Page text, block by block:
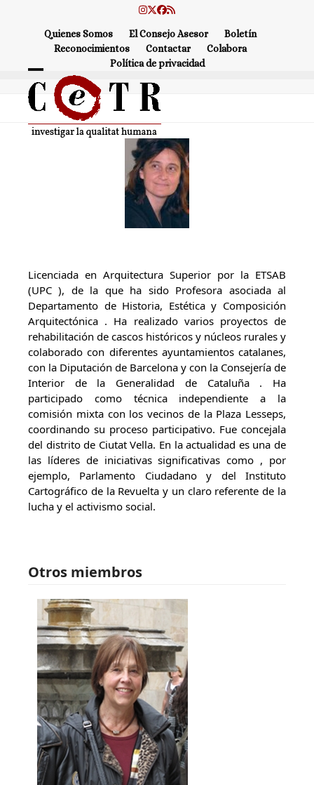
Instagram
Twitter
Facebook
RSS
Quienes Somos El Consejo Asesor
Boletín
Reconocimientos
Contactar
Colabora
Política de privacidad
Open
mobile
menu
Close
mobile
menu
Licenciada en Arquitectura Superior por la ETSAB
(UPC ), de la que ha sido Profesora asociada al
Departamento de Historia, Estética y Composición
Arquitectónica . Ha realizado varios proyectos de
rehabilitación de cascos históricos y núcleos rurales y
colaborado con diferentes ayuntamientos catalanes,
con la Diputación de Barcelona y con la Consejería de
Interior de la Generalidad de Cataluña . Ha
participado como técnica independiente a la
comisión mixta con los vecinos de la Plaza Lesseps,
coordinando su proceso participativo. Fue concejala
del distrito de Ciutat Vella. En la actualidad es una de
las líderes de iniciativas significativas como , por
ejemplo, Parlamento Ciudadano y del Instituto
Cartográfico de la Revuelta y un claro referente de la
lucha y el activismo social.
Otros miembros